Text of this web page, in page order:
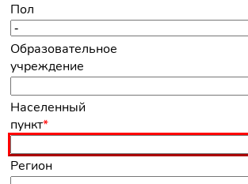
Пол
Образовательное
учреждение
Обязательное
поле
Населенный
пункт*
Регион